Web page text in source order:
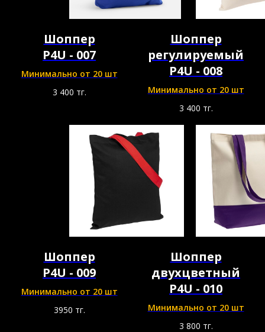
Шоппер
P4U - 007
Минимально от 20 шт
3 400 тг.
Шоппер
регулируемый
P4U - 008
Минимально от 20 шт
3 400 тг.
Шоппер
P4U - 009
Минимально от 20 шт
3950 тг.
Шоппер
двухцветный
P4U - 010
Минимально от 20 шт
3 800 тг.